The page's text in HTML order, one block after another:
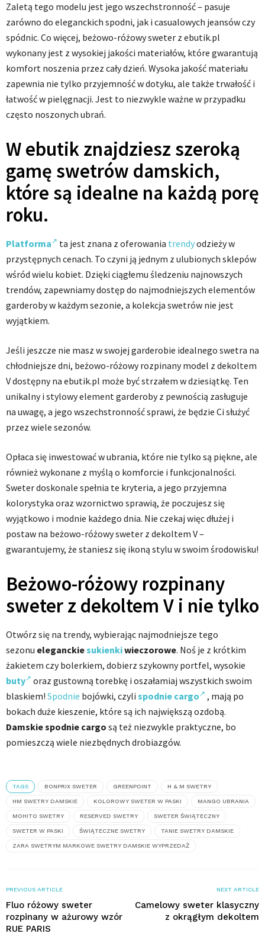
Zaletą tego modelu jest jego wszechstronność – pasuje
zarówno do eleganckich spodni, jak i casualowych jeansów czy
spódnic. Co więcej, beżowo-różowy sweter z ebutik.pl
wykonany jest z wysokiej jakości materiałów, które gwarantują
komfort noszenia przez cały dzień. Wysoka jakość materiału
zapewnia nie tylko przyjemność w dotyku, ale także trwałość i
łatwość w pielęgnacji. Jest to niezwykle ważne w przypadku
często noszonych ubrań.
W ebutik znajdziesz szeroką
gamę swetrów damskich,
które są idealne na każdą porę
roku.
Platforma ta jest znana z oferowania trendyodzieży w
przystępnych cenach. To czyni ją jednym z ulubionych sklepów
wśród wielu kobiet. Dzięki ciągłemu śledzeniu najnowszych
trendów, zapewniamy dostęp do najmodniejszych elementów
garderoby w każdym sezonie, a kolekcja swetrów nie jest
wyjątkiem.
Jeśli jeszcze nie masz w swojej garderobie idealnego swetra na
chłodniejsze dni, beżowo-różowy rozpinany model z dekoltem
V dostępny na ebutik.pl może być strzałem w dziesiątkę. Ten
unikalny i stylowy element garderoby z pewnością zasługuje
na uwagę, a jego wszechstronność sprawi, że będzie Ci służyć
przez wiele sezonów.
Opłaca się inwestować w ubrania, które nie tylko są piękne, ale
również wykonane z myślą o komforcie i funkcjonalności.
Sweter doskonale spełnia te kryteria, a jego przyjemna
kolorystyka oraz wzornictwo sprawią, że poczujesz się
wyjątkowo i modnie każdego dnia. Nie czekaj więc dłużej i
postaw na beżowo-różowy sweter z dekoltem V –
gwarantujemy, że staniesz się ikoną stylu w swoim środowisku!
Beżowo-różowy rozpinany
sweter z dekoltem V i nie tylko
Otwórz się na trendy, wybierając najmodniejsze tego
sezonu eleganckiesukienkiwieczorowe. Noś je z krótkim
żakietem czy bolerkiem, dobierz szykowny portfel, wysokie
buty
oraz gustowną torebkę i oszałamiaj wszystkich swoim
blaskiem! Spodnie bojówki, czyli spodnie cargo
, mają po
bokach duże kieszenie, które są ich największą ozdobą.
Damskie spodnie cargo są też niezwykle praktyczne, bo
pomieszczą wiele niezbędnych drobiazgów.
TAGS BONPRIX SWETER GREENPOINT H & M SWETRY
HM SWETRY DAMSKIE KOLOROWY SWETER W PASKI MANGO UBRANIA
MOHITO SWETRY RESERVED SWETRY SWETER ŚWIĄTECZNY
SWETER W PASKI ŚWIĄTECZNE SWETRY TANIE SWETRY DAMSKIE
ZARA SWETRYM MARKOWE SWETRY DAMSKIE WYPRZEDAŻ
PREVIOUS ARTICLE
Fluo różowy sweter
rozpinany w ażurowy wzór
RUE PARIS
NEXT ARTICLE
Camelowy sweter klasyczny
z okrągłym dekoltem